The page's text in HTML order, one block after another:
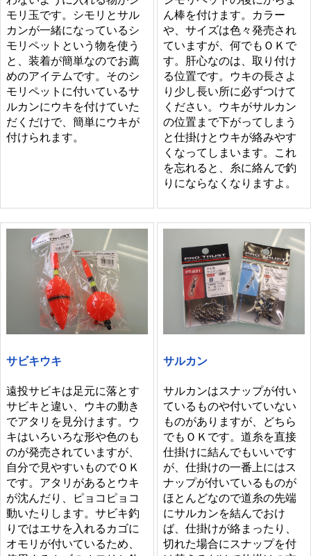
モリ玉です。シモリとサル
カンが一緒になっているシ
モリペットという物を使う
と、装着が簡単なのでお薦
めのアイテムです。そのシ
モリペットに付いているサ
ルカンにウキを付けていた
だくだけで、簡単にウキが
付けられます。
ん棒を付けます。カラー
や、サイズは色々発売され
ていますが、何でもＯＫで
す。肝心なのは、取り付け
る位置です。ウキの長さよ
り少し長い所に必ずつけて
ください。ウキがサルカン
の位置まで下がってしまう
と仕掛けとウキが絡みやす
くなってしまいます。これ
を忘れると、糸に絡んで釣
りにならなくなりますよ。
サビキウキ
遠投サビキは足元に落とす
サビキと違い、ウキの動き
でアタリを見分けます。ウ
キはいろいろな形や色のも
のが発売されていますが、
自分で見やすいものでＯＫ
です。アタリがあるとウキ
が沈んだり、ピョコピョコ
動いたりします。サビキ釣
りではエサを入れるカゴに
オモリが付いているため、
サルカン
サルカンはスナップが付い
ているものや付いていない
ものがありますが、どちら
でもＯＫです。道糸を直接
仕掛けに結んでもいいです
が、仕掛けの一番上にはス
ナップが付いているものが
ほとんどなので道糸の先端
にサルカンを結んでおけ
ば、仕掛けが絡まったり、
切れた場合にスナップを付